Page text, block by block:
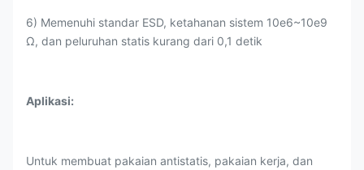
6) Memenuhi standar ESD, ketahanan sistem 10e6~10e9
Ω, dan peluruhan statis kurang dari 0,1 detik
Aplikasi:
Untuk membuat pakaian antistatis, pakaian kerja, dan